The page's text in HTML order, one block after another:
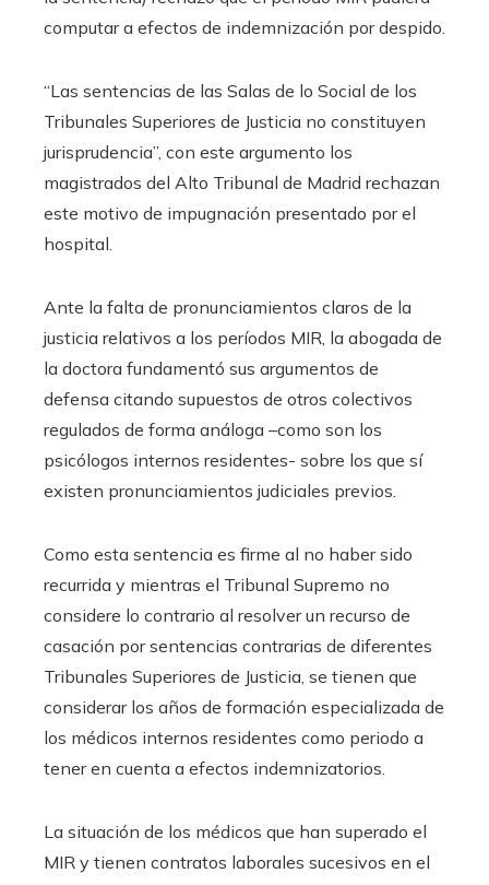
computar a efectos de indemnización por despido.
“Las sentencias de las Salas de lo Social de los
Tribunales Superiores de Justicia no constituyen
jurisprudencia”, con este argumento los
magistrados del Alto Tribunal de Madrid rechazan
este motivo de impugnación presentado por el
hospital.
Ante la falta de pronunciamientos claros de la
justicia relativos a los períodos MIR, la abogada de
la doctora fundamentó sus argumentos de
defensa citando supuestos de otros colectivos
regulados de forma análoga –como son los
psicólogos internos residentes- sobre los que sí
existen pronunciamientos judiciales previos.
Como esta sentencia es firme al no haber sido
recurrida y mientras el Tribunal Supremo no
considere lo contrario al resolver un recurso de
casación por sentencias contrarias de diferentes
Tribunales Superiores de Justicia, se tienen que
considerar los años de formación especializada de
los médicos internos residentes como periodo a
tener en cuenta a efectos indemnizatorios.
La situación de los médicos que han superado el
MIR y tienen contratos laborales sucesivos en el